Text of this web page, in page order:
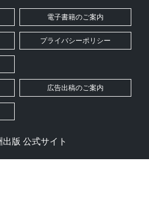
電子書籍のご案内
プライバシーポリシー
広告出稿のご案内
版 公式サイト